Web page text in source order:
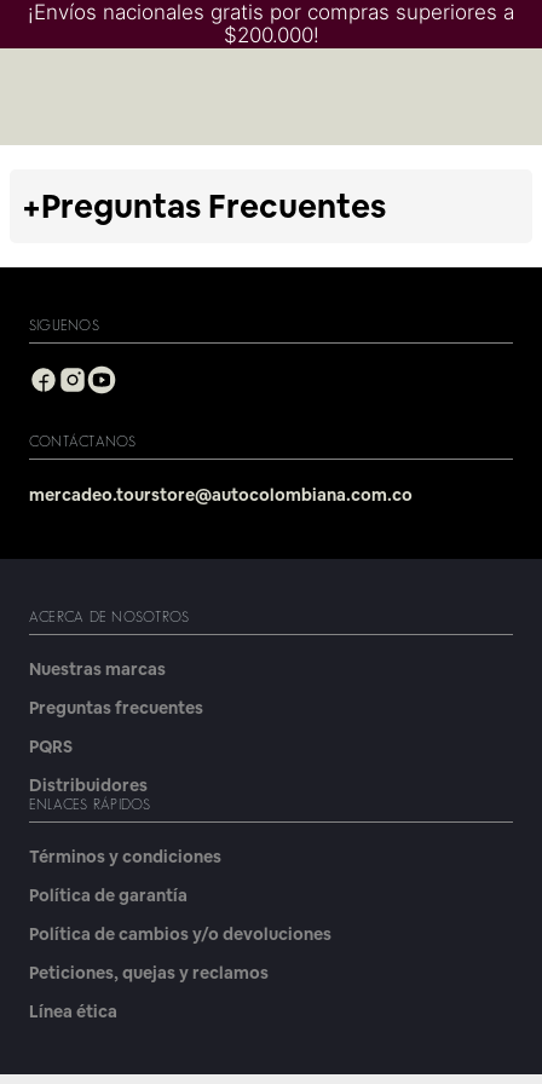
¡Envíos nacionales gratis por compras superiores a
$200.000!
+Preguntas Frecuentes
SIGUENOS
CONTÁCTANOS
mercadeo.tourstore@autocolombiana.com.co
ACERCA DE NOSOTROS
Nuestras marcas
Preguntas frecuentes
PQRS
Distribuidores
ENLACES RÁPIDOS
Términos y condiciones
Política de garantía
Política de cambios y/o devoluciones
Peticiones, quejas y reclamos
Línea ética